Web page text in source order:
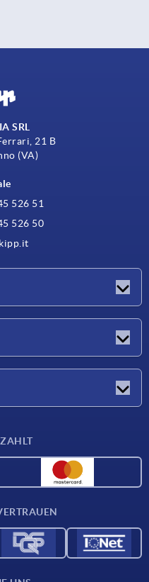
SRL
21 B
(VA)
526 51
526 50